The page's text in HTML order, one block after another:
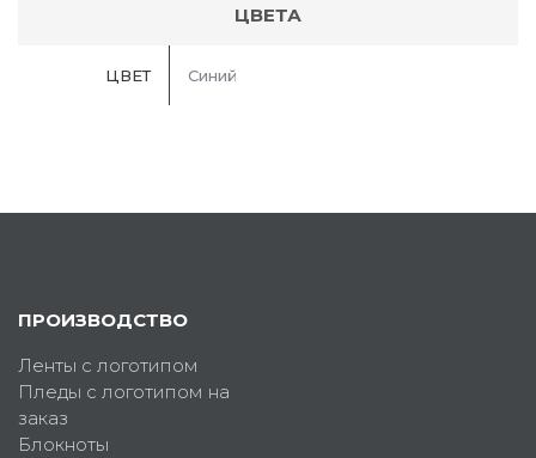
ЦВЕТА
ЦВЕТ Синий
ПРОИЗВОДСТВО
Ленты с логотипом
Пледы с логотипом на
заказ
Блокноты